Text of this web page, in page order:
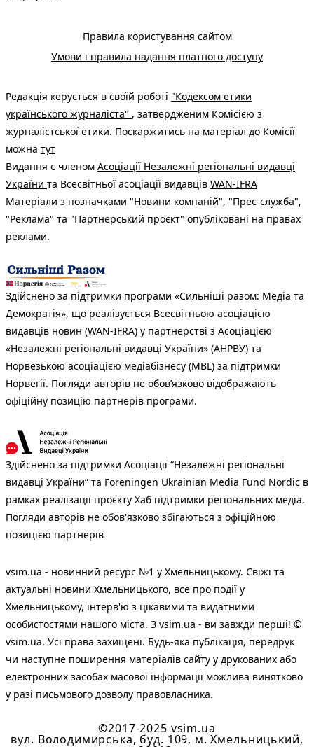
Правила користування сайтом
Умови і правила надання платного доступу
Редакція керується в своїй роботі "Кодексом етики
українського журналіста" , затвердженим Комісією з
журналістської етики. Поскаржитись на матеріал до Комісії
можна тут
Видання є членом Асоціації Незалежні регіональні видавці
України та Всесвітньої асоціації видавців WAN-IFRA
Матеріали з позначками "Новини компаній", "Прес-служба",
"Реклама" та "Партнерський проєкт" опубліковані на правах
реклами.
Здійснено за підтримки програми «Сильніші разом: Медіа та
Демократія», що реалізується Всесвітньою асоціацією
видавців новин (WAN-IFRA) у партнерстві з Асоціацією
«Незалежні регіональні видавці України» (АНРВУ) та
Норвезькою асоціацією медіабізнесу (MBL) за підтримки
Норвегії. Погляди авторів не обов’язково відображають
офіційну позицію партнерів програми.
Здійснено за підтримки Асоціації “Незалежні регіональні
видавці України” та Foreningen Ukrainian Media Fund Nordic в
рамках реалізації проєкту Хаб підтримки регіональних медіа.
Погляди авторів не обов'язково збігаються з офіційною
позицією партнерів
vsim.ua - новинний ресурс №1 у Хмельницькому. Свіжі та
актуальні новини Хмельницького, все про події у
Хмельницькому, інтерв'ю з цікавими та видатними
особистостями нашого міста. З vsim.ua - ви завжди перші! ©
vsim.ua. Усі права захищені. Будь-яка публiкацiя, передрук
чи наступне поширення матеріалів сайту у друкованих або
електронних засобах масової інформації можлива винятково
у разі письмового дозволу правовласника.
©2017-2025 vsim.ua
вул. Володимирська, буд. 109, м. Хмельницький,